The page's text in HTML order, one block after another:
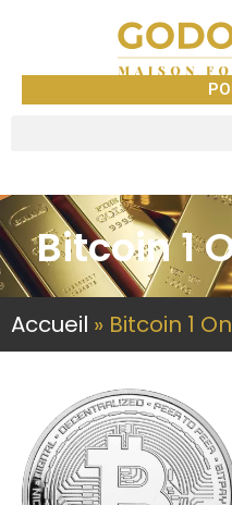
Bitcoin 1
Accueil » Bitcoin 1